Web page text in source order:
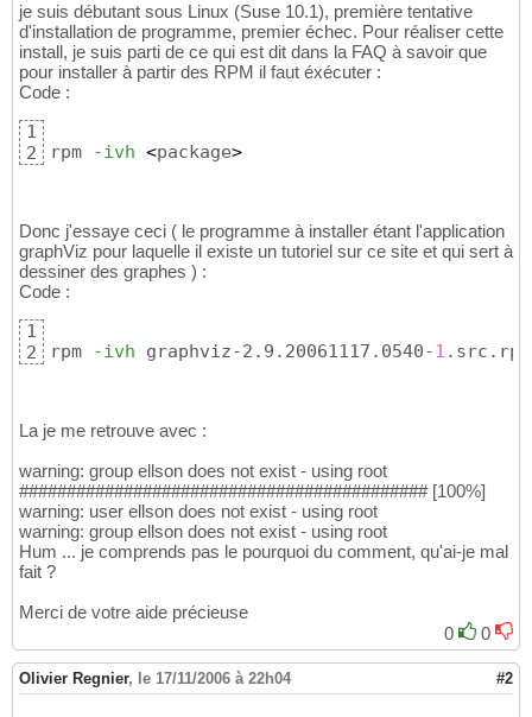
je suis débutant sous Linux (Suse 10.1), première tentative
d'installation de programme, premier échec. Pour réaliser cette
install, je suis parti de ce qui est dit dans la FAQ à savoir que
pour installer à partir des RPM il faut éxécuter :
Code :
1
2
rpm -ivh <package>
Donc j'essaye ceci ( le programme à installer étant l'application
graphViz pour laquelle il existe un tutoriel sur ce site et qui sert à
dessiner des graphes ) :
Code :
1
2
rpm -ivh graphviz-2.9.20061117.0540-1 .src.rpm
La je me retrouve avec :
warning: group ellson does not exist - using root
########################################### [100%]
warning: user ellson does not exist - using root
warning: group ellson does not exist - using root
Hum ... je comprends pas le pourquoi du comment, qu'ai-je mal
fait ?
Merci de votre aide précieuse
0
0
Olivier Regnier, le 17/11/2006 à 22h04 #2